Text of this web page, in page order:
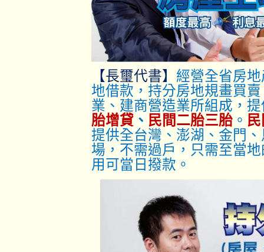
【長璽代書】 經營全省房
地借款，持分房地規畫買
業、建商營造業所組成，
胎增貸 、 民間二胎三胎 。
提供全台灣、澎湖、金門
場，不需過戶，只需至當
用可當日撥款。